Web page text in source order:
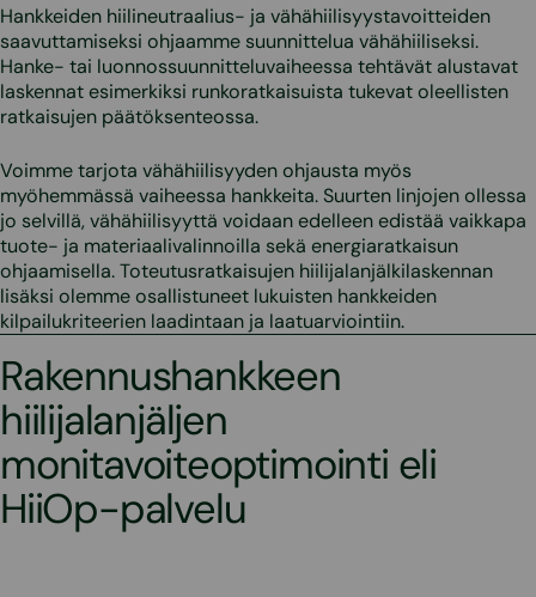
Hankkeiden hiilineutraalius- ja vähähiilisyystavoitteiden
saavuttamiseksi ohjaamme suunnittelua vähähiiliseksi.
Hanke- tai luonnossuunnitteluvaiheessa tehtävät alustavat
laskennat esimerkiksi runkoratkaisuista tukevat oleellisten
ratkaisujen päätöksenteossa.
Voimme tarjota vähähiilisyyden ohjausta myös
myöhemmässä vaiheessa hankkeita. Suurten linjojen ollessa
jo selvillä, vähähiilisyyttä voidaan edelleen edistää vaikkapa
tuote- ja materiaalivalinnoilla sekä energiaratkaisun
ohjaamisella. Toteutusratkaisujen hiilijalanjälkilaskennan
lisäksi olemme osallistuneet lukuisten hankkeiden
kilpailukriteerien laadintaan ja laatuarviointiin.
Rakennushankkeen
hiilijalanjäljen
monitavoiteoptimointi eli
HiiOp-palvelu